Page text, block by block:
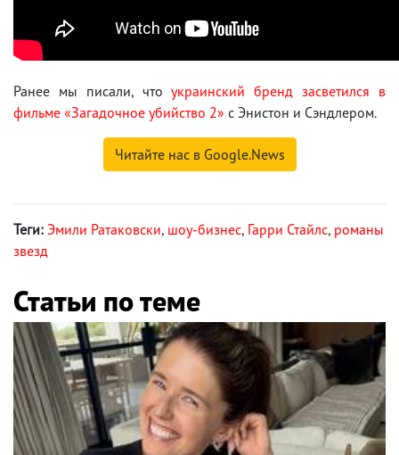
Ранее мы писали, чтоукраинский бренд засветился в
фильме «Загадочное убийство 2» с Энистон и Сэндлером.
Читайте нас в Google.News
Теги: Эмили Ратаковски, шоу-бизнес, Гарри Стайлс, романы
звезд
Статьи по теме